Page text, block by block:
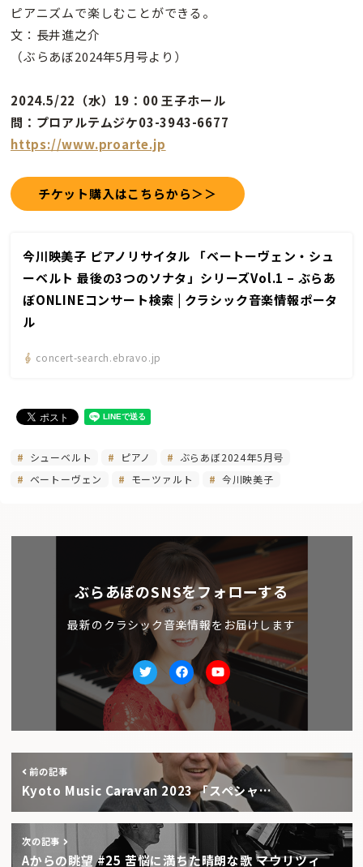
ピアニズムで楽しむことができる。
文：長井進之介
（ぶらあぼ2024年5月号より）
2024.5/22（水）19：00 王子ホール
問：プロアルテムジケ03-3943-6677
https://www.proarte.jp
チケット購入はこちらから＞＞
今川映美子 ピアノリサイタル 「ベートーヴェン・シュ
ーベルト 最後の3つのソナタ」シリーズVol.1 – ぶらあ
ぼONLINEコンサート検索 | クラシック音楽情報ポータ
ル
concert-search.ebravo.jp
シューベルト ピアノ
ぶらあぼ2024年5月号
ベートーヴェン
モーツァルト 今川映美子
ぶらあぼのSNSをフォローする
最新のクラシック音楽情報をお届けします
TwitterfacebookYoutube
前の記事
Kyoto Music Caravan 2023 「スペシャ…
次の記事
Aからの眺望 #25 苦悩に満ちた晴朗な歌 ――マウリツィ